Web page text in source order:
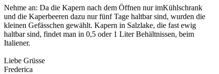
Nehme an: Da die Kapern nach dem Öffnen nur imKühlschrank
und die Kaperbeeren dazu nur fünf Tage haltbar sind, wurden die
kleinen Gefässchen gewählt. Kapern in Salzlake, die fast ewig
haltbar sind, findet man in 0,5 oder 1 Liter Behältnissen, beim
Italiener.
Liebe Grüsse
Frederica